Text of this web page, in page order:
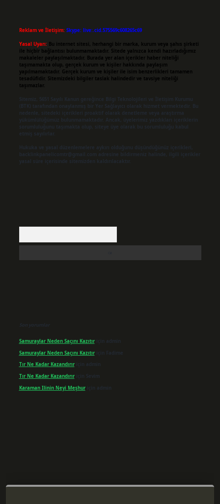
Reklam ve İletişim: Skype: live:.cid.575569c608265c69
Yasal Uyarı: Bu internet sitesi, herhangi bir marka, kurum veya şahıs şirketi
ile hiçbir bağlantısı bulunmamaktadır. Sitede yalnızca kendi hazırladığımız
makaleler paylaşılmaktadır. Burada yer alan içerikler haber niteliği
taşımamakta olup, gerçek kurum ve kişiler hakkında paylaşım
yapılmamaktadır. Gerçek kurum ve kişiler ile isim benzerlikleri tamamen
tesadüfidir. Sitemizdeki bilgiler taslak halindedir ve tavsiye niteliği
taşımazlar.
Sitemiz, 5651 Sayılı Kanun gereğince Bilgi Teknolojileri ve İletişim Kurumu
(BTK) tarafından onaylanmış bir Yer Sağlayıcı olarak hizmet vermektedir. Bu
nedenle, sitedeki içerikleri proaktif olarak denetleme veya araştırma
yükümlülüğümüz bulunmamaktadır. Ancak, üyelerimiz yazdıkları içeriklerin
sorumluluğunu taşımakta olup, siteye üye olarak bu sorumluluğu kabul
etmiş sayılırlar.
Hukuka ve yasal düzenlemelere aykırı olduğunu düşündüğünüz içerikleri,
backlinkpanelicomtr@gmail.com
adresine bildirmeniz halinde, ilgili içerikler
yasal süre içerisinde sitemizden kaldırılacaktır.
Son yorumlar
Samuraylar Neden Saçını Kazıtıriçin admin
Samuraylar Neden Saçını Kazıtıriçin Fadime
Tır Ne Kadar Kazandırıriçin admin
Tır Ne Kadar Kazandırıriçin Sevim
Karaman Ilinin Neyi Meşhuriçin admin